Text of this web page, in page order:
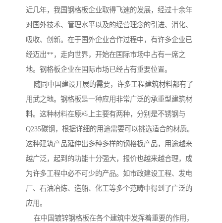
近几年，我国钢格板企业取得飞速的发展，经过十余年
对国外技术、管理水平以及的经营理念的引进、消化、
吸收、创新。在于国外企业合作过程中，有许多企业已
经迈出**，走向世界，开始在国际市场中占有一席之
地。钢格板企业在国际市场已经占有重要位置。
随同中国建设开展的需要，许多工程建筑材料都有了
用武之地。钢格板是一种应用非常广泛的承重型建筑材
料。这种材料在原料上主要有两种，分别是不锈钢与
Q235碳钢，根据详细的用途需要可以挑选适合的材质。
这种建筑产品延伸出多种多样的钢格板产品，用途越来
越广泛，起到的功能十分强大，报价也越来越合理，成
为许多工程中必不可少的产品。如市政建设工程、发电
厂、石油冶炼、造船、化工等多个范畴中得到了广泛的
应用。
在中国镀锌钢格板在各个建筑中发挥着重要的作用，